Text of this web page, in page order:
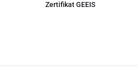
Zertifikat GEEIS